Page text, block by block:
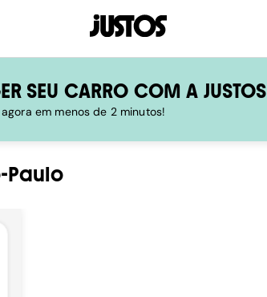
SEU CARRO COM A JUSTOS
em menos de 2 minutos!
Paulo